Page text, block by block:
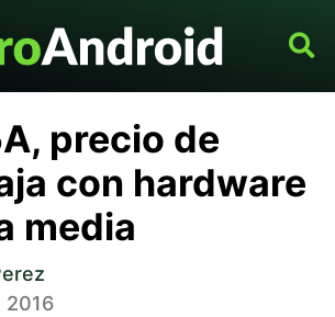
precio de
con hardware
media
2016